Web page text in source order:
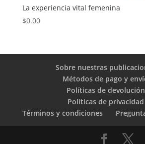
La experiencia vital femenina
$0.00
Sobre nuestras
Métodos de pago y
Políticas de devolución
Políticas de privacidad
Términos y condiciones